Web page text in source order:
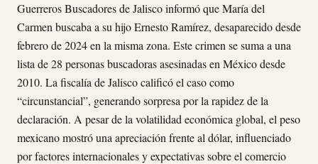
Guerreros Buscadores de Jalisco informó que María del
Carmen buscaba a su hijo Ernesto Ramírez, desaparecido desde
febrero de 2024 en la misma zona. Este crimen se suma a una
lista de 28 personas buscadoras asesinadas en México desde
2010. La fiscalía de Jalisco calificó el caso como
“circunstancial”, generando sorpresa por la rapidez de la
declaración. A pesar de la volatilidad económica global, el peso
mexicano mostró una apreciación frente al dólar, influenciado
por factores internacionales y expectativas sobre el comercio